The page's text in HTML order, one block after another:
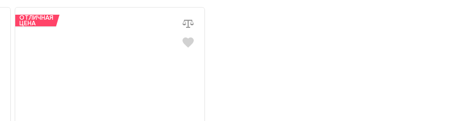
ОТЛИЧНАЯ
ЦЕНА